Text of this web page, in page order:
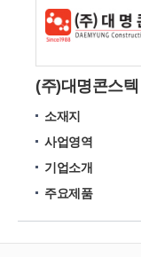
(주)대명콘스텍
소재지
사업영역
기업소개
주요제품